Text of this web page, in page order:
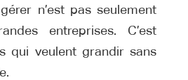
n’est pas seulement
entreprises. C’est
qui veulent grandir sans